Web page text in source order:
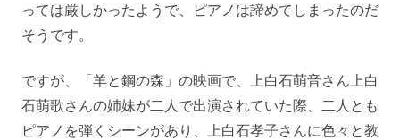
っては厳しかったようで、ピアノは諦めてしまったのだ
そうです。
ですが、「羊と鋼の森」の映画で、上白石萌音さん上白
石萌歌さんの姉妹が二人で出演されていた際、二人とも
ピアノを弾くシーンがあり、上白石孝子さんに色々と教